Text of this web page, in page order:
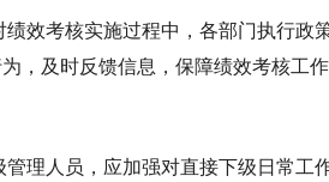
绩效考核实施过程中，各部门执行政
，及时反馈信息，保障绩效考核工作
管理人员，应加强对直接下级日常工